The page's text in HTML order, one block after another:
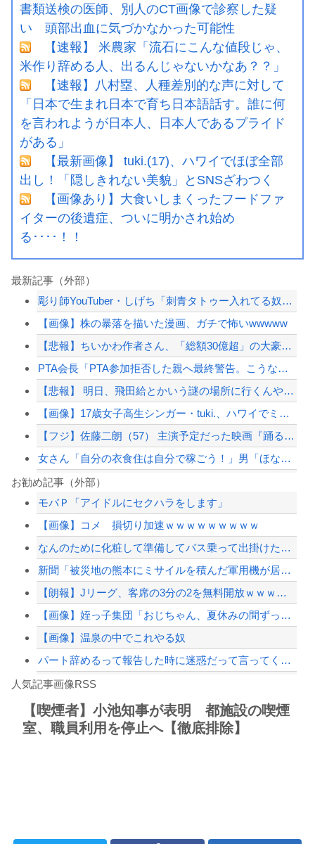
書類送検の医師、別人のCT画像で診察した疑
い 頭部出血に気づかなかった可能性
【速報】 米農家「流石にこんな値段じゃ、
米作り辞める人、出るんじゃないかなあ？？」
【速報】八村塁、人種差別的な声に対して
「日本で生まれ日本で育ち日本語話す。誰に何
を言われようが日本人、日本人であるプライド
がある」
【最新画像】 tuki.(17)、ハワイでほぼ全部
出し！「隠しきれない美貌」とSNSざわつく
【画像あり】大食いしまくったフードファ
イターの後遺症、ついに明かされ始め
る････！！
最新記事（外部）
彫り師YouTuber・しげち「刺青タトゥー入れてる奴は全員バカです」「すごい民...
【画像】株の暴落を描いた漫画、ガチで怖いwwwww
【悲報】ちいかわ作者さん、「総額30億超」の大豪邸を建てる！？ｗｗｗｗｗ
PTA会長「PTA参加拒否した親へ最終警告。こうなってもいい？」
【悲報】 明日、飛田給とかいう謎の場所に行くんやが何があるんや????・・・・・...
【画像】17歳女子高生シンガー・tuki.、ハワイでミニワンピ姿を公開「隠しきれ...
【フジ】佐藤二朗（57） 主演予定だった映画『踊る大捜査線』スピンオフ作品の撮影...
女さん「自分の衣食住は自分で稼ごう！」男「ほな妊娠出産のときの生活費も自分で貯め...
【悲報】ロシアさん、国民の財産を没収しはじめるｗｗｗｗｗ
【配信者】「金バエ」のSNS更新が1週間途絶え、様々な憶測が飛び交う。1週間ぶり...
【緊急速報】NYで警官が黒人男性の首を絞め、暴動第二波不可避へ
Powered by livedoor 相互RSS
お勧め記事（外部）
モバＰ「アイドルにセクハラをします」
【画像】コメ 損切り加速ｗｗｗｗｗｗｗｗｗ
なんのために化粧して準備してバス乗って出掛けたんだか...
新聞「被災地の熊本にミサイルを積んだ軍用機が居るのは危険！日本を守る前に日常を守...
【朗報】Jリーグ、客席の3分の2を無料開放ｗｗｗｗｗｗｗｗｗｗｗ
【画像】姪っ子集団「おじちゃん、夏休みの間ずっと泊ってくね」
【画像】温泉の中でこれやる奴
パート辞めるって報告した時に迷惑だって言ってくる社員がいて、その人の不満を言い返...
【悲痛】溺れた11歳息子を助けようと川へ…40歳父親が死亡 息子は母親が救助 愛...
8/4のニュース
人気記事画像RSS
【喫煙者】小池知事が表明 都施設の喫煙
室、職員利用を停止へ【徹底排除】